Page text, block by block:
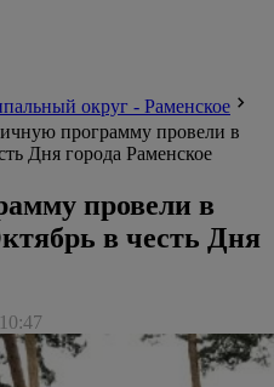
округ - Раменское
программу провели в
Дня города Раменское
провели в
в честь Дня